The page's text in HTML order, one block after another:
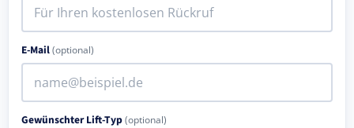
E-Mail(optional)
Gewünschter Lift-Typ(optional)